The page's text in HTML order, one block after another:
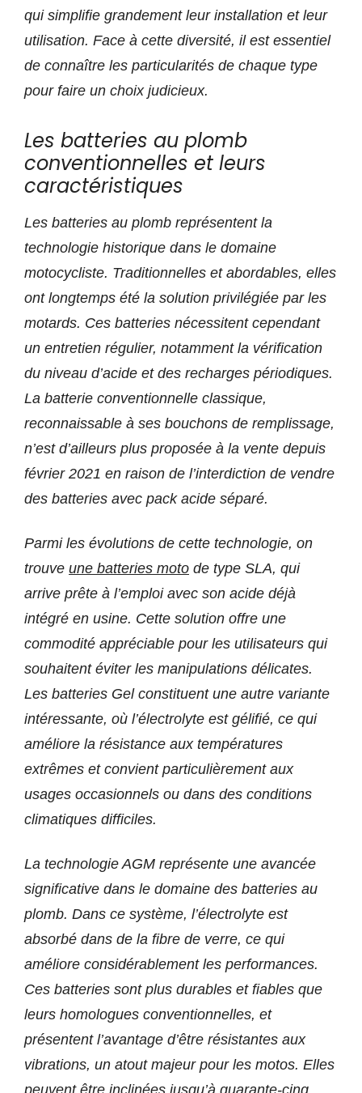
qui simplifie grandement leur installation et leur
utilisation. Face à cette diversité, il est essentiel
de connaître les particularités de chaque type
pour faire un choix judicieux.
Les batteries au plomb
conventionnelles et leurs
caractéristiques
Les batteries au plomb représentent la
technologie historique dans le domaine
motocycliste. Traditionnelles et abordables, elles
ont longtemps été la solution privilégiée par les
motards. Ces batteries nécessitent cependant
un entretien régulier, notamment la vérification
du niveau d’acide et des recharges périodiques.
La batterie conventionnelle classique,
reconnaissable à ses bouchons de remplissage,
n’est d’ailleurs plus proposée à la vente depuis
février 2021 en raison de l’interdiction de vendre
des batteries avec pack acide séparé.
Parmi les évolutions de cette technologie, on
trouve une batteries moto de type SLA, qui
arrive prête à l’emploi avec son acide déjà
intégré en usine. Cette solution offre une
commodité appréciable pour les utilisateurs qui
souhaitent éviter les manipulations délicates.
Les batteries Gel constituent une autre variante
intéressante, où l’électrolyte est gélifié, ce qui
améliore la résistance aux températures
extrêmes et convient particulièrement aux
usages occasionnels ou dans des conditions
climatiques difficiles.
La technologie AGM représente une avancée
significative dans le domaine des batteries au
plomb. Dans ce système, l’électrolyte est
absorbé dans de la fibre de verre, ce qui
améliore considérablement les performances.
Ces batteries sont plus durables et fiables que
leurs homologues conventionnelles, et
présentent l’avantage d’être résistantes aux
vibrations, un atout majeur pour les motos. Elles